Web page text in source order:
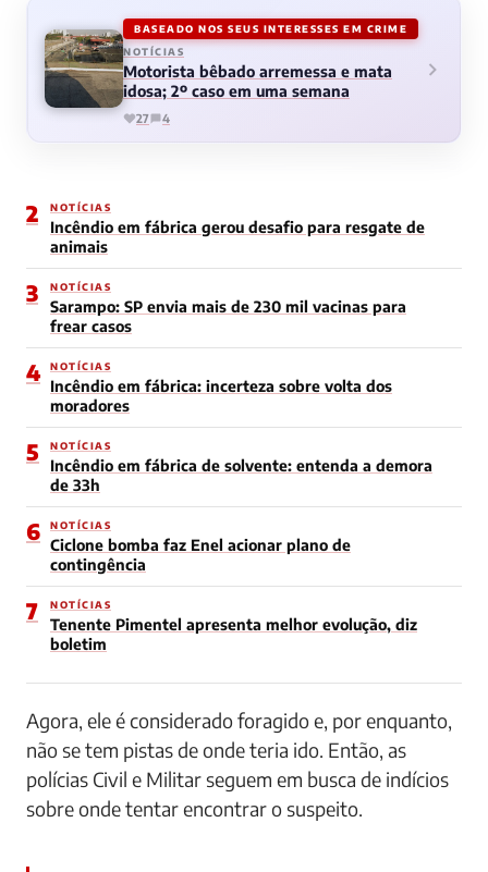
BASEADO NOS SEUS INTERESSES EM CRIME
NOTÍCIAS
Motorista bêbado arremessa e mata
idosa; 2º caso em uma semana
27 4
2 NOTÍCIAS
Incêndio em fábrica gerou desafio para resgate de
animais
3 NOTÍCIAS
Sarampo: SP envia mais de 230 mil vacinas para
frear casos
4 NOTÍCIAS
Incêndio em fábrica: incerteza sobre volta dos
moradores
5 NOTÍCIAS
Incêndio em fábrica de solvente: entenda a demora
de 33h
6 NOTÍCIAS
Ciclone bomba faz Enel acionar plano de
contingência
7 NOTÍCIAS
Tenente Pimentel apresenta melhor evolução, diz
boletim
Agora, ele é considerado foragido e, por enquanto,
não se tem pistas de onde teria ido. Então, as
polícias Civil e Militar seguem em busca de indícios
sobre onde tentar encontrar o suspeito.